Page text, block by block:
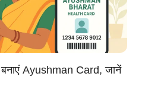
Ayushman Card, जानें